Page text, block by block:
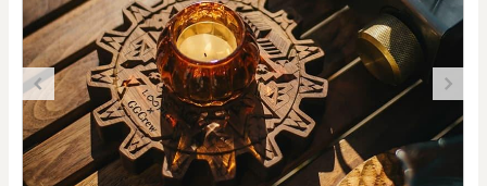
すべてのアイテム
カテゴリから探す
#タグから探す